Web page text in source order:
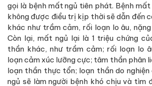
gọi là bệnh mất ngủ tiên phát. Bệnh
không được điều trị kịp thời sẽ dẫn đến
khác như trầm cảm, rối loạn lo âu,
Còn lại, mất ngủ lại là 1 triệu chứng
thần khác, như trầm cảm; rối loạn lo
loạn cảm xúc lưỡng cực; tâm thần phân
loạn thần thực tổn; loạn thần do
ngủ sẽ làm người bệnh khó chịu và tìm